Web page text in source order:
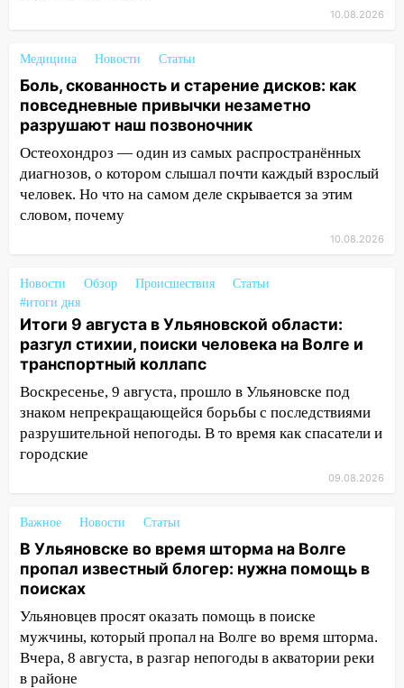
шестилетнего ребёнка на улице
Федерации: возбуждено уголовное дело
11:16 В Ульяновске ищут 37-летнего
мужчину, пропавшего ещё 19 июля
10:30 От мотофристайла до прогулки с
хаски: куда сходить в Ульяновской
области 8–9 августа
судить за неуплату 48,4 млн рублей
налогов
09:28 Дети на дорогах: пострадали
велосипедисты, мотоциклисты и
пешеходы. Обзор крупных аварий в
Ульяновской области
08:30 Поджог со свечой, 16 сгоревших
домов и выстрел за водку
06:45
Императорский мост в
Ульяновске останется закрытым до
утра 10 августа
05:18
на 8 августа — кому повезет с
деньгами, а кого ждет неожиданная
встреча
10.08.2026
Медицина Новости Статьи
Боль, скованность и старение дисков: как
повседневные привычки незаметно
разрушают наш позвоночник
Остеохондроз — один из самых распространённых
диагнозов, о котором слышал почти каждый взрослый
человек. Но что на самом деле скрывается за этим
словом, почему
10.08.2026
Новости Обзор Происшествия
Статьи
#итоги дня
Итоги 9 августа в Ульяновской области:
разгул стихии, поиски человека на Волге и
транспортный коллапс
Воскресенье, 9 августа, прошло в Ульяновске под
знаком непрекращающейся борьбы с последствиями
разрушительной непогоды. В то время как спасатели и
городские
09.08.2026
Важное Новости Статьи
В Ульяновске во время шторма на Волге
пропал известный блогер: нужна помощь в
поисках
Ульяновцев просят оказать помощь в поиске
мужчины, который пропал на Волге во время шторма.
Вчера, 8 августа, в разгар непогоды в акватории реки
в районе